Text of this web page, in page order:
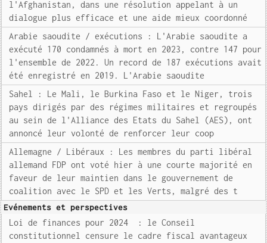
l'Afghanistan, dans une résolution appelant à un
dialogue plus efficace et une aide mieux coordonné
Arabie saoudite / exécutions : L'Arabie saoudite a
exécuté 170 condamnés à mort en 2023, contre 147 pour
l'ensemble de 2022. Un record de 187 exécutions avait
été enregistré en 2019. L'Arabie saoudite
Sahel : Le Mali, le Burkina Faso et le Niger, trois
pays dirigés par des régimes militaires et regroupés
au sein de l'Alliance des Etats du Sahel (AES), ont
annoncé leur volonté de renforcer leur coop
Allemagne / Libéraux : Les membres du parti libéral
allemand FDP ont voté hier à une courte majorité en
faveur de leur maintien dans le gouvernement de
coalition avec le SPD et les Verts, malgré des t
Evénements et perspectives
Loi de finances pour 2024 : le Conseil
constitutionnel censure le cadre fiscal avantageux